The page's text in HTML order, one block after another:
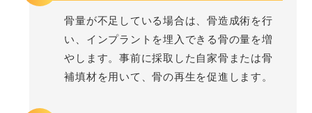
骨量が不足している場合は、骨造成術を行
い、インプラントを埋入できる骨の量を増
やします。事前に採取した自家骨または骨
補填材を用いて、骨の再生を促進します。